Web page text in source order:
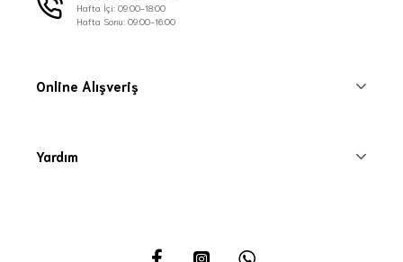
Hafta İçi: 09:00-18:00
Hafta Sonu: 09:00-16:00
Online Alışveriş
Yardım